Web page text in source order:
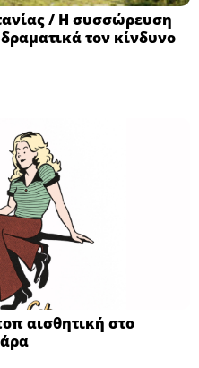
/ Η συσσώρευση
τον κίνδυνο
αισθητική στο